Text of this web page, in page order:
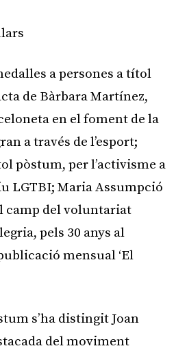
a persones a títol
de Bàrbara Martínez,
en el foment de la
a través de l’esport;
pòstum, per l’activisme a
LGTBI; Maria Assumpció
camp del voluntariat
pels 30 anys al
mensual ‘El
s’ha distingit Joan
del moviment